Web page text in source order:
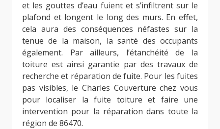
et les gouttes d’eau fuient et s’infiltrent sur le
plafond et longent le long des murs. En effet,
cela aura des conséquences néfastes sur la
tenue de la maison, la santé des occupants
également. Par ailleurs, l’étanchéité de la
toiture est ainsi garantie par des travaux de
recherche et réparation de fuite. Pour les fuites
pas visibles, le Charles Couverture chez vous
pour localiser la fuite toiture et faire une
intervention pour la réparation dans toute la
région de 86470.